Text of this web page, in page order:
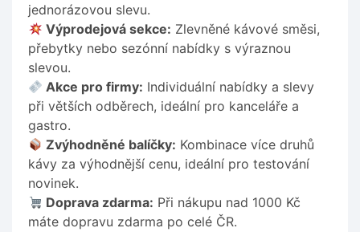
jednorázovou slevu.
Výprodejová sekce: Zlevněné kávové směsi,
přebytky nebo sezónní nabídky s výraznou
slevou.
Akce pro firmy: Individuální nabídky a slevy
při větších odběrech, ideální pro kanceláře a
gastro.
Zvýhodněné balíčky: Kombinace více druhů
kávy za výhodnější cenu, ideální pro testování
novinek.
Doprava zdarma: Při nákupu nad 1000 Kč
máte dopravu zdarma po celé ČR.